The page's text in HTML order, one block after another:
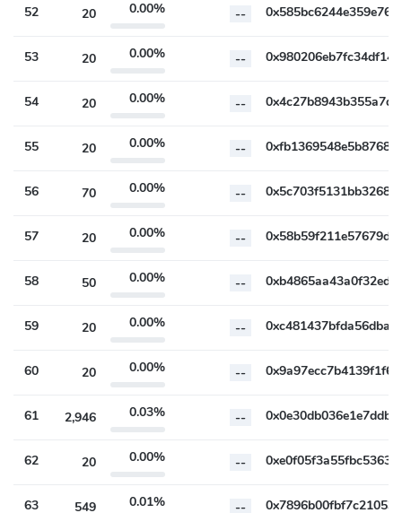
52 20 0.00% --
53 20 0.00% --
54 20 0.00% --
55 20 0.00% --
56 70 0.00% --
57 20 0.00% --
58 50 0.00% --
59 20 0.00% --
60 20 0.00% --
61 2,946 0.03% --
62 20 0.00% --
63 549 0.01% --